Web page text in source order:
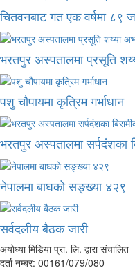
चितवनबाट गत एक वर्षमा ८९
भरतपुर अस्पतालमा प्रसूति
पशु चौपायमा कृत्रिम गर्भाधान
भरतपुर अस्पतालमा सर्पदंशका
नेपालमा बाघको सङ्ख्या ४२९
सर्वदलीय बैठक जारी
अयोध्या मिडिया प्रा. लि. द्वारा संचालित
दर्ता नम्बर: 00161/079/080